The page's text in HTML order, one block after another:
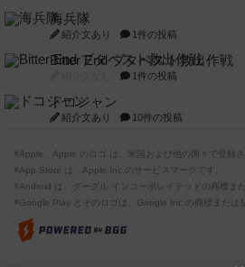
海兵隊
紹介文あり 1件の投稿
Bitter End ブタペスト救出作戦
1件の投稿
ドコジャン
紹介文あり 10件の投稿
※Apple、Apple のロゴ は、米国および他の国々で登録
※App Store は、Apple Inc.のサービスマークです。
※Android は、グーグル インコーポレイテッドの商標ま
※Google Play とそのロゴは、Google Inc.の商標または